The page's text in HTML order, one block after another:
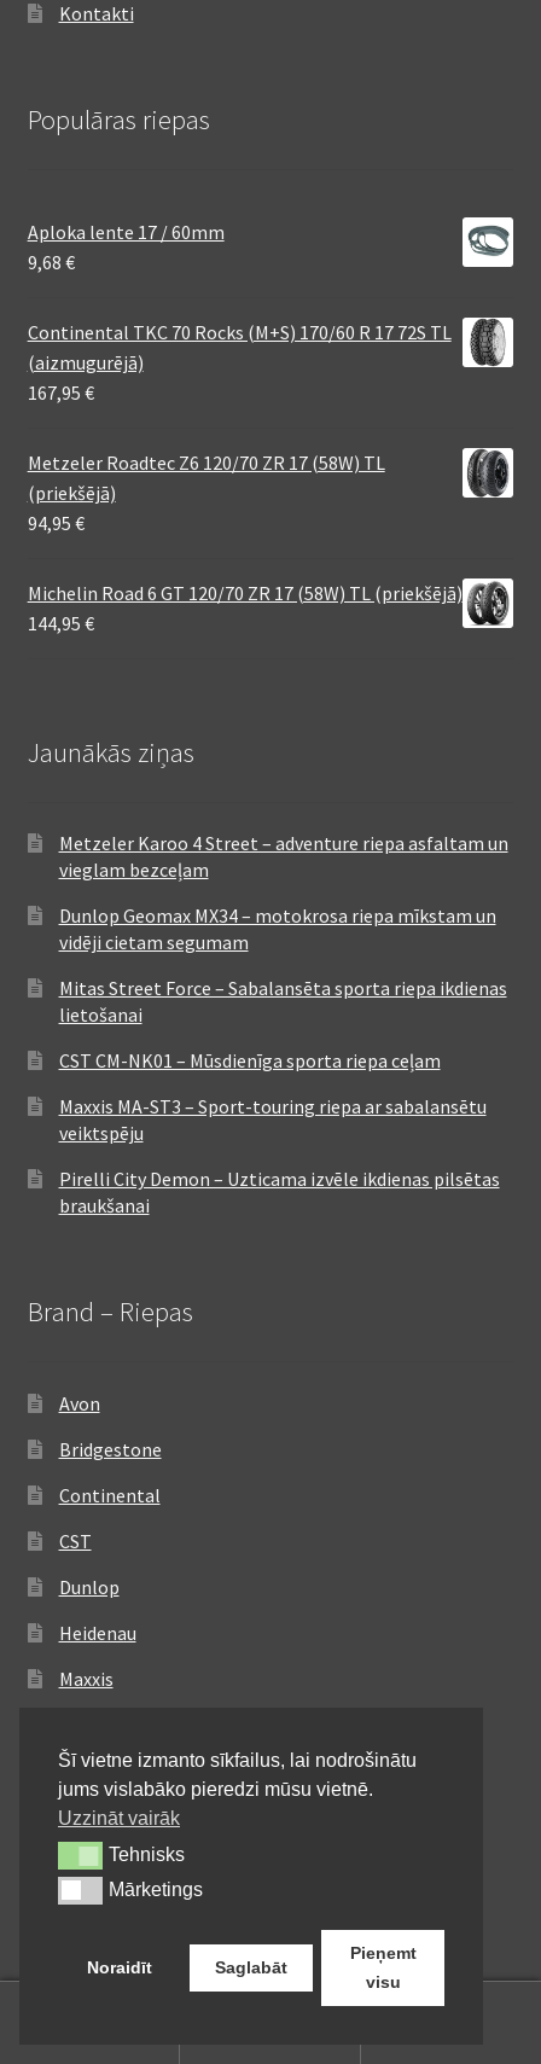
Kontakti
Populāras riepas
Aploka lente 17 / 60mm
9,68 €
Continental TKC 70 Rocks (M+S) 170/60 R 17 72S TL
(aizmugurējā)
167,95 €
Metzeler Roadtec Z6 120/70 ZR 17 (58W) TL
(priekšējā)
94,95 €
Michelin Road 6 GT 120/70 ZR 17 (58W) TL (priekšējā)
144,95 €
Jaunākās ziņas
Metzeler Karoo 4 Street – adventure riepa asfaltam un
vieglam bezceļam
Dunlop Geomax MX34 – motokrosa riepa mīkstam un
vidēji cietam segumam
Mitas Street Force – Sabalansēta sporta riepa ikdienas
lietošanai
CST CM-NK01 – Mūsdienīga sporta riepa ceļam
Maxxis MA-ST3 – Sport-touring riepa ar sabalansētu
veiktspēju
Pirelli City Demon – Uzticama izvēle ikdienas pilsētas
braukšanai
Brand – Riepas
Avon
Bridgestone
Continental
CST
Dunlop
Heidenau
Maxxis
Michelin
Mitas
Pirelli
Shinko
Šī vietne izmanto sīkfailus, lai nodrošinātu
jums vislabāko pieredzi mūsu vietnē.
Uzzināt vairāk
TehnisksTehnisks
MārketingsMārketings
Noraidīt Saglabāt
Pieņemt
visu